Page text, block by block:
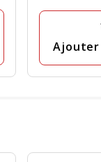
Ajouter